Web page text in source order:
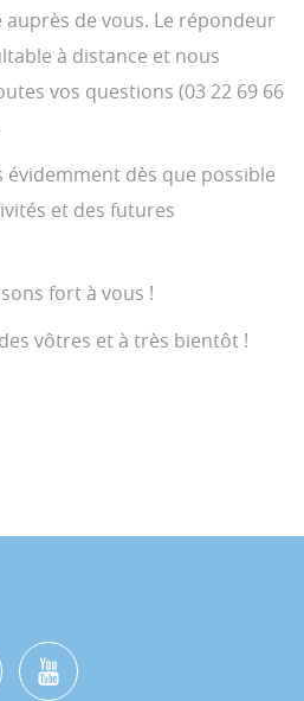
de vous. Le répondeur
à distance et nous
vos questions (03 22 69 66
dès que possible
et des futures
fort à vous !
vôtres et à très bientôt !